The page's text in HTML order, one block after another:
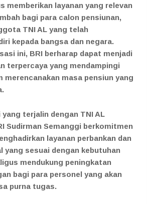
memberikan layanan yang relevan
bagi para calon pensiunan,
TNI AL yang telah
kepada bangsa dan negara.
ini, BRI berharap dapat menjadi
terpercaya yang mendampingi
merencanakan masa pensiun yang
terjalin dengan TNI AL
Sudirman Semanggi berkomitmen
layanan perbankan dan
yang sesuai dengan kebutuhan
mendukung peningkatan
bagi para personel yang akan
purna tugas.